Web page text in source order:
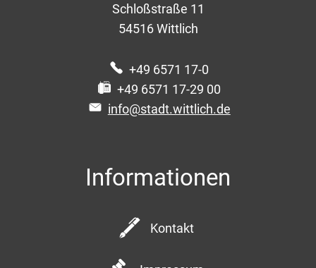
Schloßstraße 11
54516 Wittlich
+49 6571 17-0
+49 6571 17-29 00
info@stadt.wittlich.de
Informationen
Kontakt